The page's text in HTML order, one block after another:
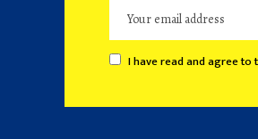
I have read and agree